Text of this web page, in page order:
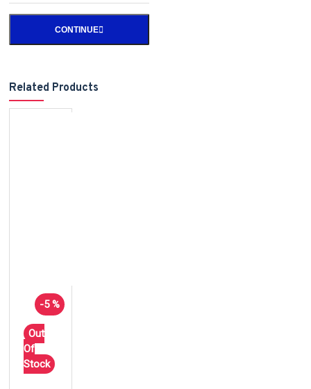
CONTINUE
Related Products
-5 %
Out
Of
Stock